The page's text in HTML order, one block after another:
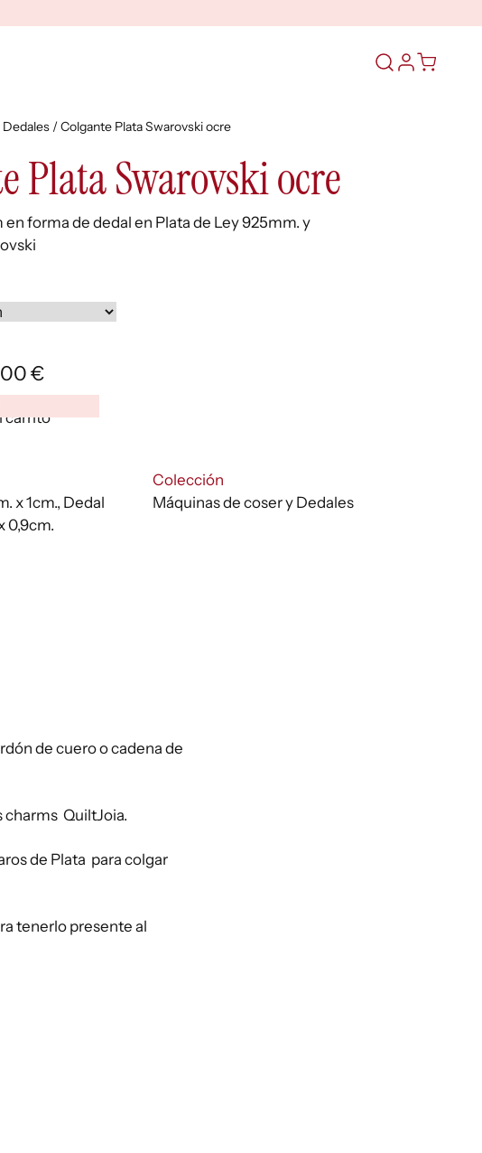
Abrir
Dedales / Colgante Plata Swarovski ocre
Plata Swarovski ocre
forma de dedal en Plata de Ley 925mm. y
€Rango
de
precios:
hasta
carrito
x 1cm., Dedal
0,9cm.
Colección:
Máquinas de coser y Dedales
de cuero o cadena de
charms QuiltJoia.
de Plata para colgar
tenerlo presente al